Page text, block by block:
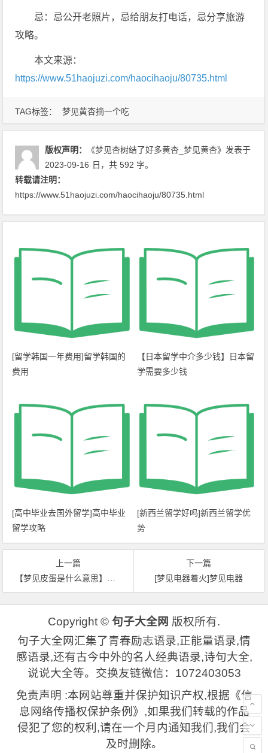
TAG标签： 梦见黄杏摘一个吃
忌：忌公开老照片，忌给朋友打电话，忌分享旅游
攻略。
本文来源：
https://www.51haojuzi.com/haocihaoju/80735.html
版权声明： 《梦见杏树结了好多黄杏_梦见黄杏》 发表于
2023-09-16 日 ，共 592 字。
转载请注明：
https://www.51haojuzi.com/haocihaoju/80735.html
[留学韩国一年费用]留学韩国的
费用
【日本留学中介多少钱】日本留
学需要多少钱
[高中毕业去国外留学]高中毕业
留学攻略
[新西兰留学好吗]新西兰留学优
势
上一篇
【梦见皮蛋是什么意思】梦见皮蛋
下一篇
[梦见电器着火]梦见电器
Copyright © 句子大全网 版权所有.
句子大全网汇集了青春励志语录,正能量语录,情
感语录,还有古今中外的名人经典语录,诗句大全,
说说大全等。交换友链微信：1072403053
免责声明 :本网站尊重并保护知识产权,根据《信
息网络传播权保护条例》,如果我们转载的作品
侵犯了您的权利,请在一个月内通知我们,我们会
及时删除。